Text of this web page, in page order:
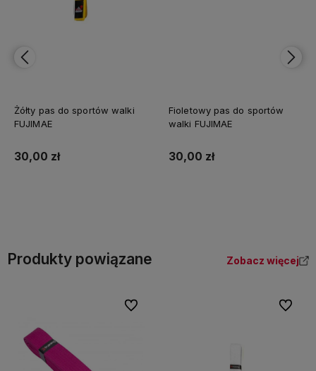
Żółty pas do sportów walki
FUJIMAE
30,00 zł
Fioletowy pas do sportów
walki FUJIMAE
30,00 zł
Produkty powiązane Zobacz więcej
Do ulubionych Do